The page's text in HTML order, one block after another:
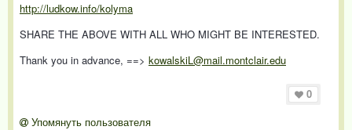
http://ludkow.info/kolyma
SHARE THE ABOVE WITH ALL WHO MIGHT BE INTERESTED.
Thank you in advance, ==> kowalskiL@mail.montclair.edu
0
Упомянуть пользователя